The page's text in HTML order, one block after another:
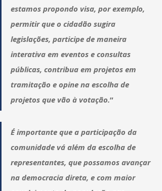
estamos propondo visa, por exemplo,
permitir que o cidadão sugira
legislações, participe de maneira
interativa em eventos e consultas
públicas, contribua em projetos em
tramitação e opine na escolha de
projetos que vão à votação.”
É importante que a participação da
comunidade vá além da escolha de
representantes, que possamos avançar
na democracia direta, e com maior